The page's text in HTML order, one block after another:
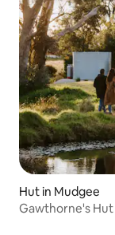
Hut in Mudgee